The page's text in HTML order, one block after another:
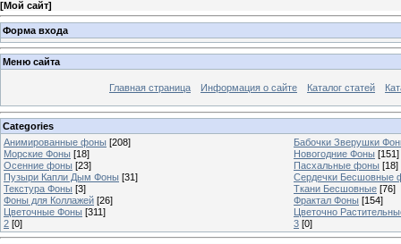
[Мой сайт]
Форма входа
Меню сайта
Главная страница Информация о сайте Каталог статей
Categories
Анимированные фоны [208]
Бабочки Зверушки
Морские Фоны [18] Новогодние Фоны [151]
Осенние фоны [23] Пасхальные фоны [18]
Пузыри Капли Дым Фоны [31]
Сердечки Бесшовные
Текстура Фоны [3] Ткани Бесшовные [76]
Фоны для Коллажей [26] Фрактал Фоны [154]
Цветочные Фоны [311]
Цветочно
2 [0] 3 [0]